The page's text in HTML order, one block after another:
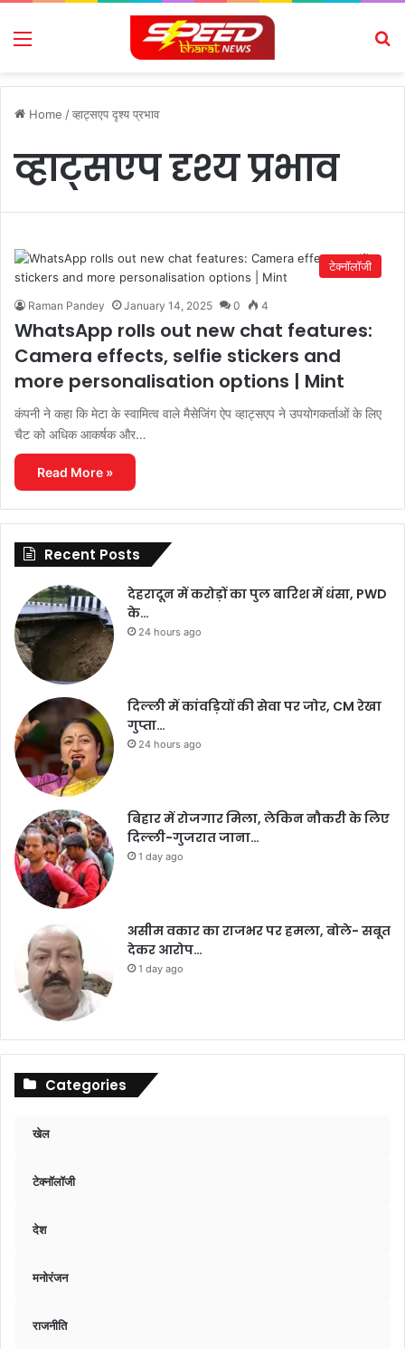
Menu
Home /व्हाट्सएप दृश्य प्रभाव
व्हाट्सएप दृश्य प्रभाव
टेक्नॉलॉजी
Raman Pandey January 14, 2025 0 4
WhatsApp rolls out new chat features:
Camera effects, selfie stickers and
more personalisation options | Mint
कंपनी ने कहा कि मेटा के स्वामित्व वाले मैसेजिंग ऐप व्हाट्सएप ने उपयोगकर्ताओं के लिए
चैट को अधिक आकर्षक और…
Read More »
Recent Posts
देहरादून में करोड़ों का पुल बारिश में धंसा, PWD
के…
24 hours ago
दिल्ली में कांवड़ियों की सेवा पर जोर, CM रेखा
गुप्ता…
24 hours ago
बिहार में रोजगार मिला, लेकिन नौकरी के लिए
दिल्ली-गुजरात जाना…
1 day ago
असीम वकार का राजभर पर हमला, बोले- सबूत
देकर आरोप…
1 day ago
Categories
खेल
टेक्नॉलॉजी
देश
मनोरंजन
राजनीति